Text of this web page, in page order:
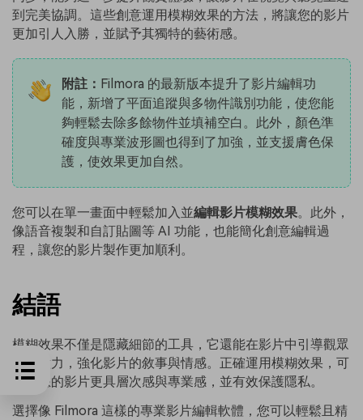
到完美協調。這些創意運用模糊效果的方法，將讓您的影片
更加引人入勝，並賦予其獨特的藝術感。
附註： Filmora 的最新版本提升了影片編輯功
能，新增了平面追蹤與多物件識別功能，使您能
夠輕鬆去除多餘物件並填補空白。此外，顏色準
確度與專業波形圖也得到了加強，並支援膚色保
護，使效果更加自然。
您可以在單一畫面中輕鬆加入並編輯影片模糊效果。此外，
像語音複製和自訂貼圖等 AI 功能，也能簡化創意編輯過
程，讓您的影片製作更加順利。
結語
模糊效果不僅是隱藏細節的工具，它還能在影片中引導觀眾
的注意力，強化影片的敘事與情感。正確運用模糊效果，可
以讓您的影片更具層次感與專業感，並有效保護隱私。
選擇像 Filmora 這樣的專業影片編輯軟體，您可以輕鬆且精